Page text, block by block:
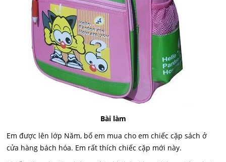
Bài làm
Em được lên lớp Năm, bố em mua cho em chiếc cặp sách ở
cửa hàng bách hóa. Em rất thích chiếc cặp mới này.